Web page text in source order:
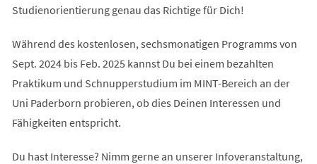
Studienorientierung genau das Richtige für Dich!
Während des kostenlosen, sechsmonatigen Programms von
Sept. 2024 bis Feb. 2025 kannst Du bei einem bezahlten
Praktikum und Schnupperstudium im MINT-Bereich an der
Uni Paderborn probieren, ob dies Deinen Interessen und
Fähigkeiten entspricht.
Du hast Interesse? Nimm gerne an unserer Infoveranstaltung,